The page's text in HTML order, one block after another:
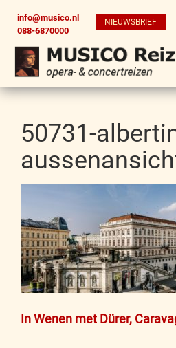
info@musico.nl
088-6870000
NIEUWSBRIEF
50731-
Bericht
In Wenen met Dürer,